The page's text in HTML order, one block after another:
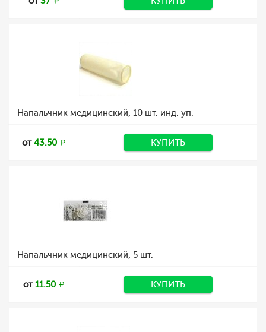
Напальчник медицинский, 10 шт. инд. уп.
от43.50 КУПИТЬ
Напальчник медицинский, 5 шт.
от11.50 КУПИТЬ